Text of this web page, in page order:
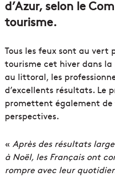
d’Azur, selon le
tourisme.
Tous les feux sont au vert
tourisme cet hiver dans la
au littoral, les
d’excellents résultats. Le
promettent également de
perspectives.
« Après des résultats
à Noël, les Français ont
rompre avec leur